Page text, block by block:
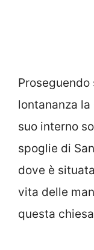
lontananza la
suo interno
spoglie di
dove è
vita delle
questa